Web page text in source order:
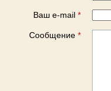
Ваш e-mail *
Сообщение *